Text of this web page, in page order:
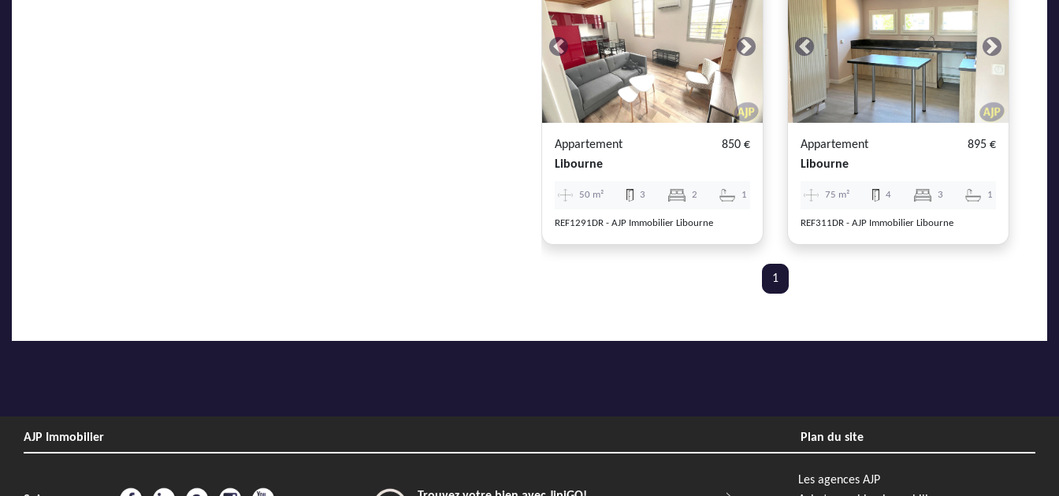
Previous Next
Appartement
850 €
Libourne
50 m² 3 2 1
REF1291DR - AJP Immobilier Libourne
Previous Next
Appartement
895 €
Libourne
75 m² 4 3 1
REF311DR - AJP Immobilier Libourne
1
AJP Immobilier Plan du site
Les agences AJP